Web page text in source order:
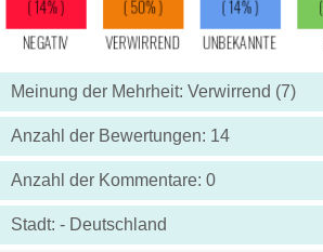
Meinung der Mehrheit: Verwirrend (7)
Anzahl der Bewertungen: 14
Anzahl der Kommentare: 0
Stadt: - Deutschland